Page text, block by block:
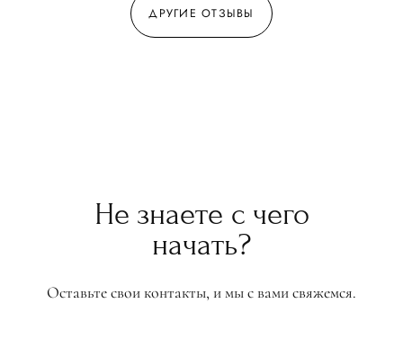
ДРУГИЕ ОТЗЫВЫ
Не знаете с чего
начать?
Оставьте свои контакты, и мы с вами свяжемся.